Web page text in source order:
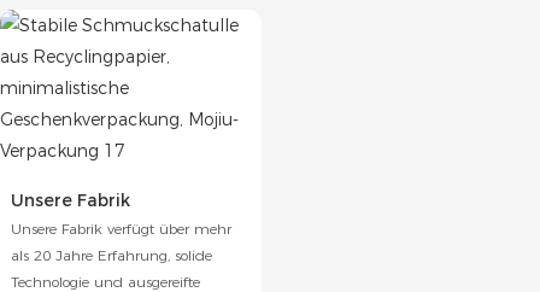
Unsere Fabrik
Unsere Fabrik verfügt über mehr
als 20 Jahre Erfahrung, solide
Technologie und ausgereifte